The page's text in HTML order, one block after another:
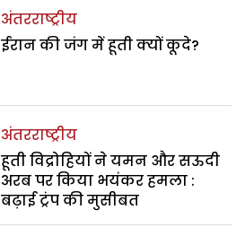
अंतरराष्ट्रीय
ईरान की जंग में हूती क्यों कूदे?
अंतरराष्ट्रीय
हूती विद्रोहियों ने यमन और सऊदी
अरब पर किया भयंकर हमला :
बढ़ाई ट्रंप की मुसीबत